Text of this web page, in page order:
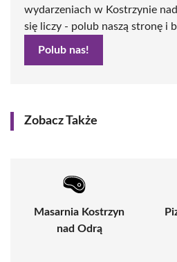
wydarzeniach w Kostrzynie
się liczy - polub naszą stronę i
Polub nas!
Zobacz Także
Masarnia Kostrzyn
nad Odrą